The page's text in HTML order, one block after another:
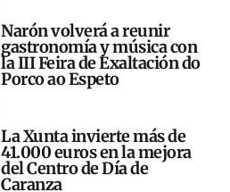
Narón volverá a reunir
gastronomía y música con
la III Feira de Exaltación do
Porco ao Espeto
La Xunta invierte más de
41.000 euros en la mejora
del Centro de Día de
Caranza